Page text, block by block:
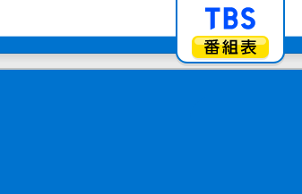
番